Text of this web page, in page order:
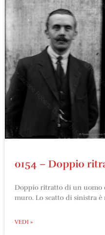
0154 – Doppio
Doppio ritratto di un uomo
muro. Lo scatto di sinistra è
VEDI »